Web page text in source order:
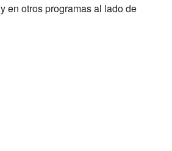
y en otros programas al lado de